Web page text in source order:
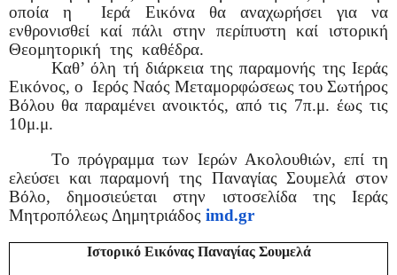
οποία η Ιερά Εικόνα θα αναχωρήσει για να
ενθρονισθεί καί πάλι στην περίπυστη καί ιστορική
Θεομητορική της καθέδρα.
Καθ’ όλη τή διάρκεια της παραμονής της Ιεράς
Εικόνος, ο Ιερός Ναός Μεταμορφώσεως του Σωτήρος
Βόλου θα παραμένει ανοικτός, από τις 7π.μ. έως τις
10μ.μ.
Το πρόγραμμα των Ιερών Ακολουθιών, επί τη
ελεύσει και παραμονή της Παναγίας Σουμελά στον
Βόλο, δημοσιεύεται στην ιστοσελίδα της Ιεράς
Μητροπόλεως Δημητριάδος imd.gr
Ιστορικό Εικόνας Παναγίας Σουμελά